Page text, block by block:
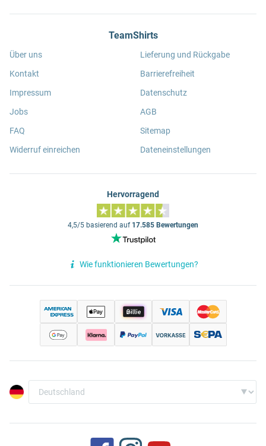
TeamShirts
Über uns
Kontakt
Impressum
Jobs
FAQ
Widerruf einreichen
Lieferung und Rückgabe
Barrierefreiheit
Datenschutz
AGB
Sitemap
Dateneinstellungen
Hervorragend
4,5/5 basierend auf 17.585 Bewertungen
Wie funktionieren Bewertungen?